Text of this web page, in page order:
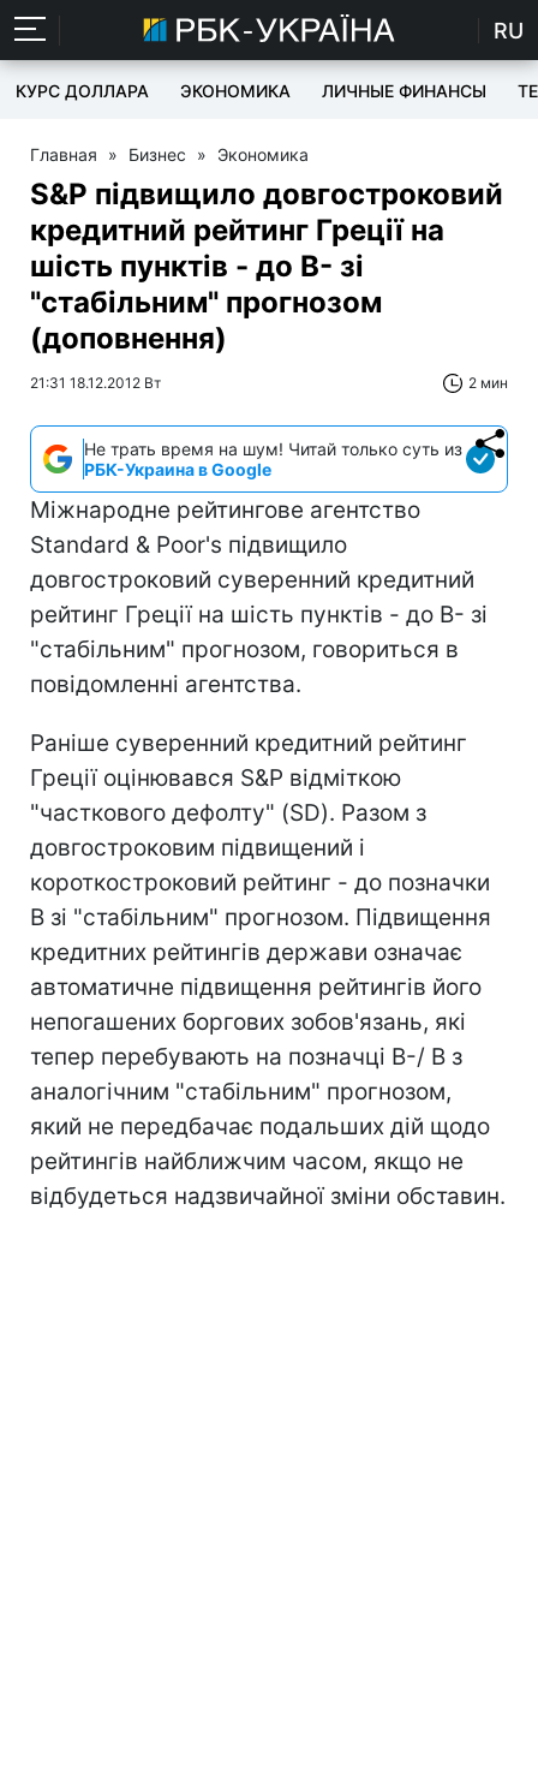
RU
КУРС ДОЛЛАРА ЭКОНОМИКА ЛИЧНЫЕ ФИНАНСЫ
Главная » Бизнес » Экономика
S&P підвищило довгостроковий
кредитний рейтинг Греції на
шість пунктів - до B- зі
"стабільним" прогнозом
(доповнення)
21:31 18.12.2012 Вт 2 мин
Не трать время на шум! Читай только суть из
РБК-Украина в Google
Міжнародне рейтингове агентство
Standard & Poor's підвищило
довгостроковий суверенний кредитний
рейтинг Греції на шість пунктів - до B- зі
"стабільним" прогнозом, говориться в
повідомленні агентства.
Раніше суверенний кредитний рейтинг
Греції оцінювався S&P відміткою
"часткового дефолту" (SD). Разом з
довгостроковим підвищений і
короткостроковий рейтинг - до позначки
B зі "стабільним" прогнозом. Підвищення
кредитних рейтингів держави означає
автоматичне підвищення рейтингів його
непогашених боргових зобов'язань, які
тепер перебувають на позначці B-/ B з
аналогічним "стабільним" прогнозом,
який не передбачає подальших дій щодо
рейтингів найближчим часом, якщо не
відбудеться надзвичайної зміни обставин.